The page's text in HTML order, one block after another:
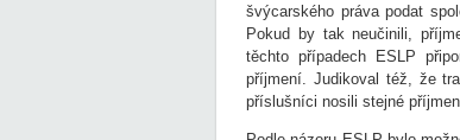
švýcarského práva podat
Pokud by tak neučinili,
těchto případech ESLP
příjmení. Judikoval též, že
příslušníci nosili stejné